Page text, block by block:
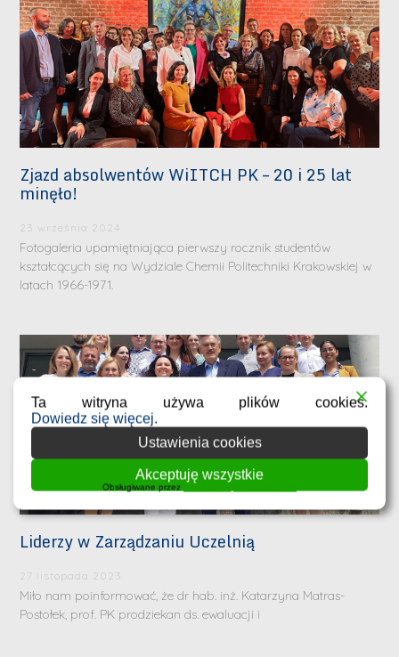
Zjazd absolwentów WiITCH PK – 20 i 25 lat
minęło!
23 września 2024
Fotogaleria upamiętniająca pierwszy rocznik studentów
kształcących się na Wydziale Chemii Politechniki Krakowskiej w
latach 1966-1971.
Liderzy w Zarządzaniu Uczelnią
27 listopada 2023
Miło nam poinformować, że dr hab. inż. Katarzyna Matras-
Postołek, prof. PK prodziekan ds. ewaluacji i
Ta witryna używa plików cookies.
Dowiedz się więcej.
Ustawienia cookies
Akceptuję wszystkie
Obsługiwane przez WPLP Compliance Platform